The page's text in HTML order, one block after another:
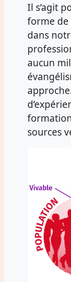
Il s’agit
forme de
dans
aucun
sources